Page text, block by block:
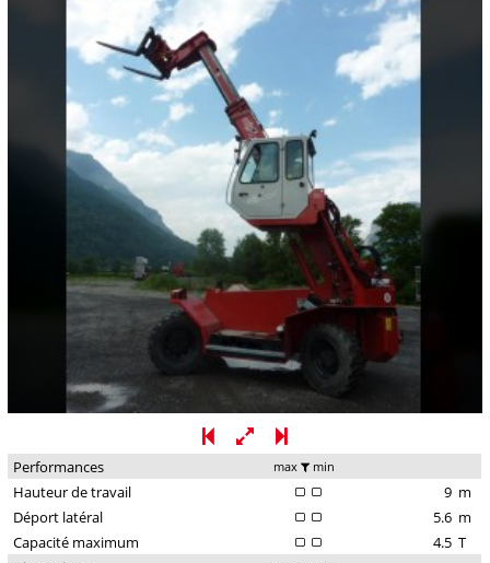
Performances max min
Hauteur de travail 9 m
Déport latéral
5.6 m
Capacité maximum
4.5 T